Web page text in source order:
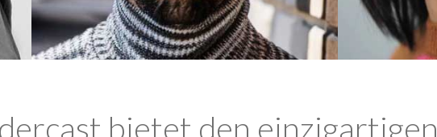
bietet den einzigartigen